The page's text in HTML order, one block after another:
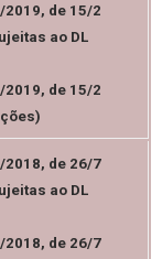
2019, de 15/2
ao DL
2019, de 15/2
2018, de 26/7
ao DL
2018, de 26/7